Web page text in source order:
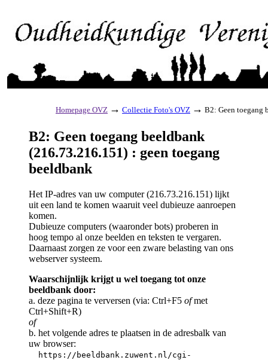
Homepage OVZ → Collectie Foto's OVZ → B2: Geen toegang
B2: Geen toegang beeldbank
(216.73.216.151) : geen toegang
beeldbank
Het IP-adres van uw computer (216.73.216.151) lijkt
uit een land te komen waaruit veel dubieuze aanroepen
komen.
Dubieuze computers (waaronder bots) proberen in
hoog tempo al onze beelden en teksten te vergaren.
Daarnaast zorgen ze voor een zware belasting van ons
webserver systeem.
Waarschijnlijk krijgt u wel toegang tot onze
beeldbank door:
a. deze pagina te verversen (via: Ctrl+F5 ofmet
Ctrl+Shift+R)
of
b. het volgende adres te plaatsen in de adresbalk van
uw browser:
https://beeldbank.zuwent.nl/cgi-